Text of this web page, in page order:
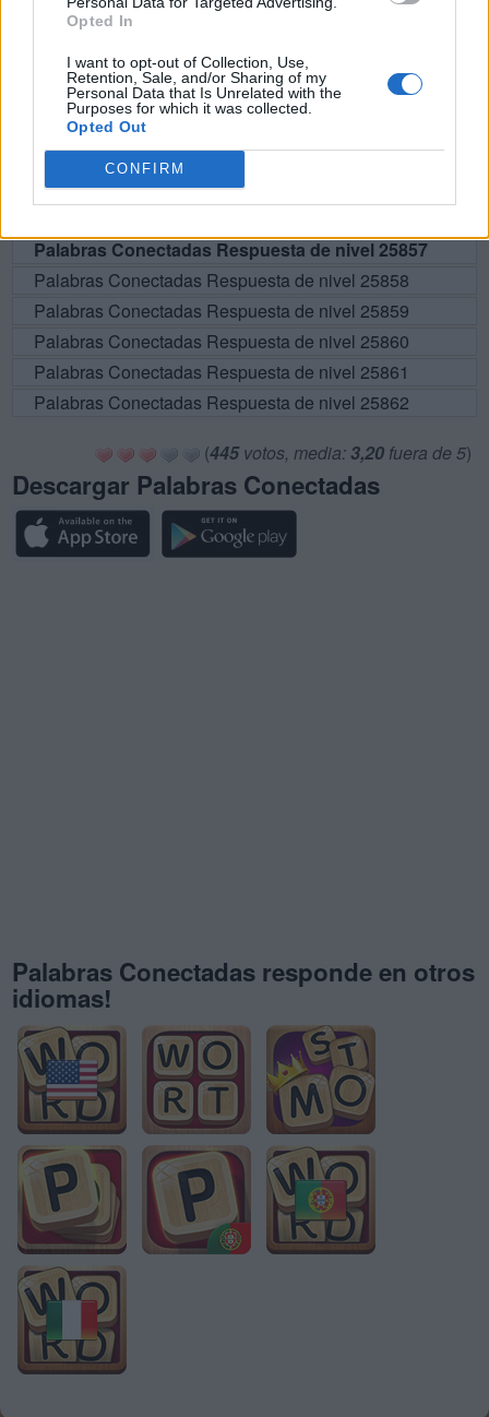
Opted In
I want to opt-out of Collection, Use,
Retention, Sale, and/or Sharing of my
Personal Data that Is Unrelated with the
Purposes for which it was collected.
Opted Out
CONFIRM
Por favor seleccione los niveles:
Palabras Conectadas Respuesta de nivel 25852
Palabras Conectadas Respuesta de nivel 25853
Palabras Conectadas Respuesta de nivel 25854
Palabras Conectadas Respuesta de nivel 25855
Palabras Conectadas Respuesta de nivel 25857
Palabras Conectadas Respuesta de nivel 25858
Palabras Conectadas Respuesta de nivel 25859
Palabras Conectadas Respuesta de nivel 25860
Palabras Conectadas Respuesta de nivel 25861
Palabras Conectadas Respuesta de nivel 25862
(445votos, media: 3,20 fuera de 5)
Descargar Palabras Conectadas
Palabras Conectadas responde en otros
idiomas!